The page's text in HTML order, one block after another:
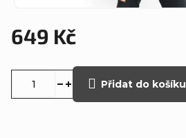
649 Kč
Přidat do košíku